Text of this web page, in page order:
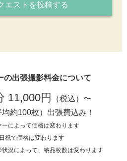
エストを投稿する
の出張撮影料金について
11,000円
（税込）〜
約100枚）出張費込み！
によって価格は変わります
祝で価格は変わります
況によって、納品枚数は変わります